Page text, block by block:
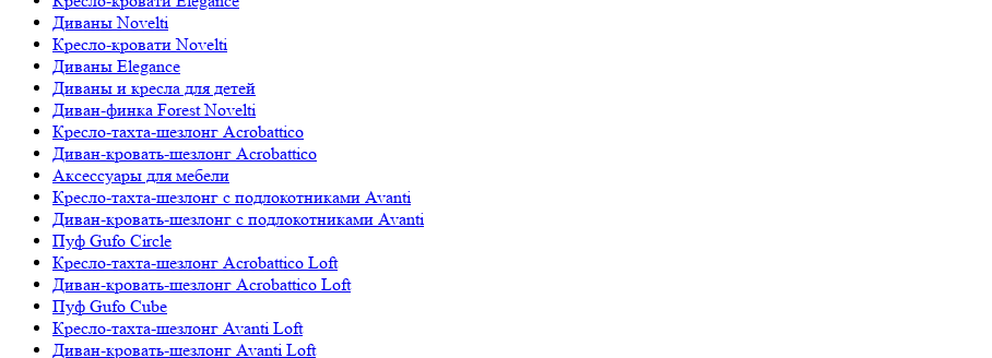
Диваны Novelti
Кресло-кровати Novelti
Диваны Elegance
Диваны и кресла для детей
Диван-финка Forest Novelti
Кресло-тахта-шезлонг Acrobattico
Диван-кровать-шезлонг Acrobattico
Аксессуары для мебели
Кресло-тахта-шезлонг с подлокотниками Avanti
Диван-кровать-шезлонг с подлокотниками Avanti
Пуф Gufo Circle
Кресло-тахта-шезлонг Acrobattico Loft
Диван-кровать-шезлонг Acrobattico Loft
Пуф Gufo Cube
Кресло-тахта-шезлонг Avanti Loft
Диван-кровать-шезлонг Avanti Loft